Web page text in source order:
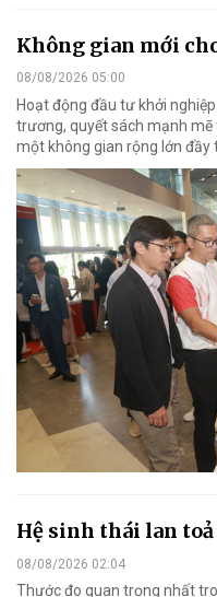
Không gian mới
08/08/2026 05:00
Hoạt động đầu tư khởi
trương, quyết sách mạnh mẽ
một không gian rộng lớn đầy
Hệ sinh thái lan
08/08/2026 02:04
Thước đo quan trọng nhất